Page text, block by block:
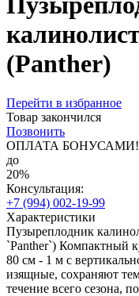
(Panther)
Перейти в избранное
Товар закончился
Позвонить
ОПЛАТА БОНУСАМИ!
до
20%
Консультация:
+7 (994) 002-19-99
Характеристики
Пузыреплодник
`Panther`) Компактный
80 см - 1 м с
изящные, сохраняют
течение всего сезона,